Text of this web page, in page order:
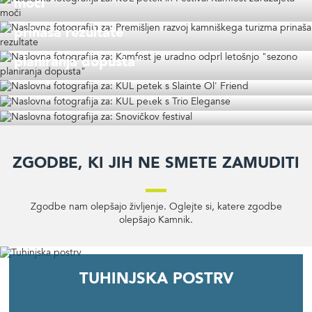
moči
Premišljen razvoj kamniškega turizma
prinaša rezultate
Kamfest je uradno odprl letošnjo "sezono
planiranja dopusta"
KUL petek s Slainte Ol' Friend
KUL petek s Trio Eleganse
Snovičkov festival
Zgodbe, ki jih ne smete zamuditi
Zgodbe nam olepšajo življenje. Oglejte si, katere zgodbe
olepšajo Kamnik.
Kloštrska kremšnita
Tuhinjska postrv
Dolina Kamniške Bistrice
Velika planina
Motniški polž
Preskarjev muzej
Legenda o kamniški Veroniki